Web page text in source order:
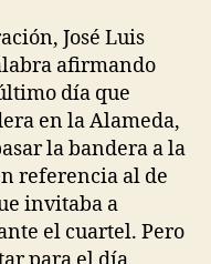
José Luis
afirmando
día que
en la Alameda,
la bandera a la
referencia al de
invitaba a
el cuartel. Pero